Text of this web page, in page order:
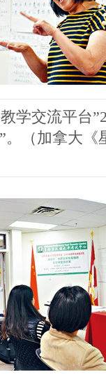
学交流平台
。（加拿大《